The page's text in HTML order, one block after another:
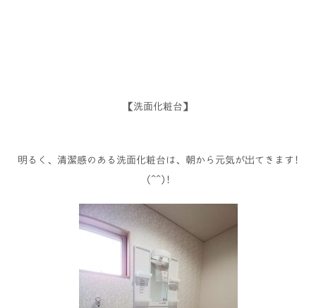
【洗面化粧台】
明るく、清潔感のある洗面化粧台は、朝から元気が出てきます!
(^^)!